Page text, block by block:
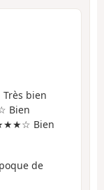
bien
Bien
Bien
de